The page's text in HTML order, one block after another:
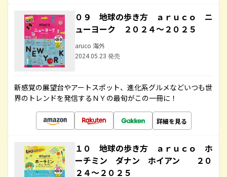
０９ 地球の歩き方 ａｒｕｃｏ ニ
ューヨーク ２０２４～２０２５
aruco 海外
2024.05.23 発売
新感覚の展望台やアートスポット、進化系グルメなどいつも世
界のトレンドを発信するＮＹの最旬がこの一冊に！
詳細を見る
１０ 地球の歩き方 ａｒｕｃｏ ホ
ーチミン ダナン ホイアン ２０
２４～２０２５